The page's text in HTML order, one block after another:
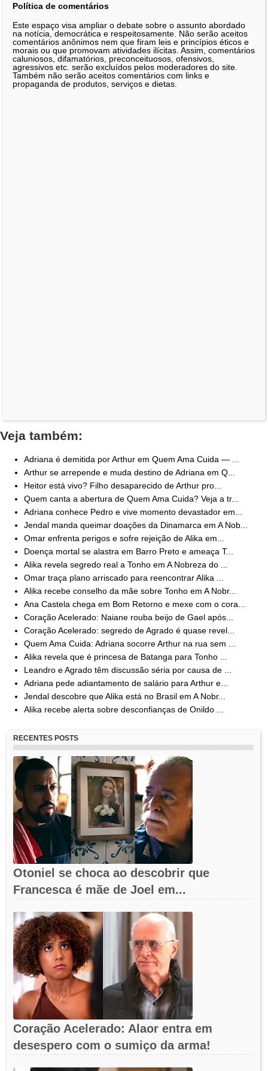
Política de comentários
Este espaço visa ampliar o debate sobre o assunto abordado
na notícia, democrática e respeitosamente. Não serão aceitos
comentários anônimos nem que firam leis e princípios éticos e
morais ou que promovam atividades ilícitas. Assim, comentários
caluniosos, difamatórios, preconceituosos, ofensivos,
agressivos etc. serão excluídos pelos moderadores do site.
Também não serão aceitos comentários com links e
propaganda de produtos, serviços e dietas.
Veja também:
Adriana é demitida por Arthur em Quem Ama Cuida — ...
Arthur se arrepende e muda destino de Adriana em Q...
Heitor está vivo? Filho desaparecido de Arthur pro...
Quem canta a abertura de Quem Ama Cuida? Veja a tr...
Adriana conhece Pedro e vive momento devastador em...
Jendal manda queimar doações da Dinamarca em A Nob...
Omar enfrenta perigos e sofre rejeição de Alika em...
Doença mortal se alastra em Barro Preto e ameaça T...
Alika revela segredo real a Tonho em A Nobreza do ...
Omar traça plano arriscado para reencontrar Alika ...
Alika recebe conselho da mãe sobre Tonho em A Nobr...
Ana Castela chega em Bom Retorno e mexe com o cora...
Coração Acelerado: Naiane rouba beijo de Gael após...
Coração Acelerado: segredo de Agrado é quase revel...
Quem Ama Cuida: Adriana socorre Arthur na rua sem ...
Alika revela que é princesa de Batanga para Tonho ...
Leandro e Agrado têm discussão séria por causa de ...
Adriana pede adiantamento de salário para Arthur e...
Jendal descobre que Alika está no Brasil em A Nobr...
Alika recebe alerta sobre desconfianças de Onildo ...
RECENTES POSTS
Otoniel se choca ao descobrir que
Francesca é mãe de Joel em...
Coração Acelerado: Alaor entra em
desespero com o sumiço da arma!